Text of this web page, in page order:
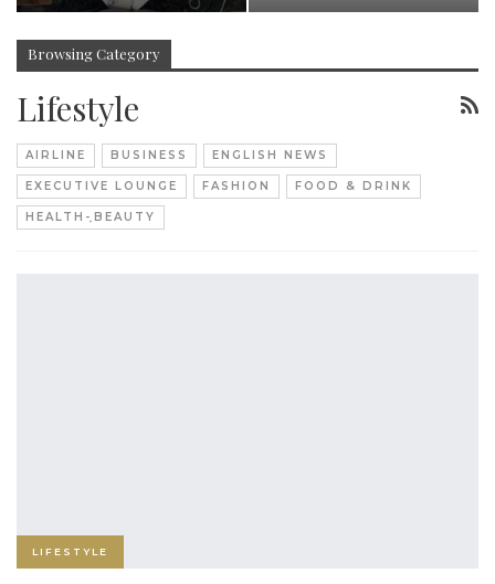
Browsing Category
Lifestyle
AIRLINE BUSINESS ENGLISH NEWS
EXECUTIVE LOUNGE FASHION FOOD & DRINK
HEALTH-ฺBEAUTY
LIFESTYLE